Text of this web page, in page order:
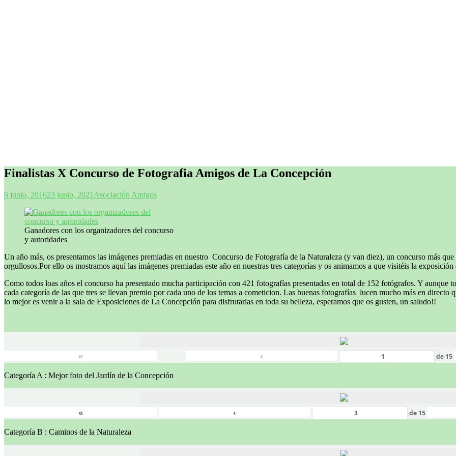
Finalistas X Concurso de Fotografia Amigos de La Concepción
6 junio, 201623 junio, 2021 Asociación Amigos
Ganadores con los organizadores del concurso
y autoridades
Un año más, os presentamos las imágenes premiadas en nuestro Concurso de Fotografía de la Naturaleza (y van diez), un concurso más
orgullosos.Por ello os mostramos aquí las imágenes premiadas este año en nuestras tres categorías y os animamos a que visitéis la
Como todos loas años el concurso ha presentado mucha participación con 421 fotografías presentadas en total de 152 fotógrafos. Y aunque
cada categoría de las que tres se llevan premio por cada uno de los temas a cometicion. Las buenas fotografías lucen mucho más en
lo mejor es venir a la sala de Exposiciones de La Concepción para disfrutarlas en toda su belleza, esperamos que os gusten, un saludo!!
« ‹ de 15
Categoría A : Mejor foto del Jardín de la Concepción
« ‹ de 15
Categoría B : Caminos de la Naturaleza